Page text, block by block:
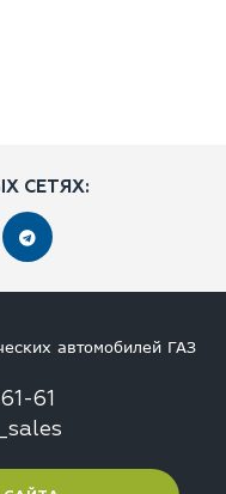
СЕТЯХ:
автомобилей ГАЗ
61